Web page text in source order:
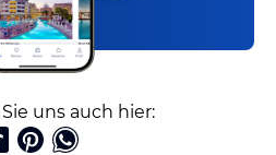
uns auch hier: